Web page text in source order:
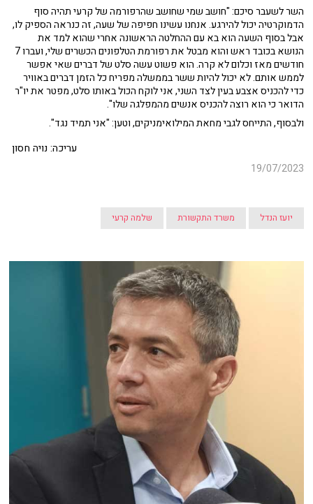
השר לשעבר סיכם: "חושב שמי שחושב שהרפורמה של קרעי תהיה סוף
הדמוקרטיה יכול להירגע. אנחנו עשינו חפיפה של שעה, זה כנראה הספיק לו,
אבל בסוף השעה הוא בא עם ההחלטה הראשונה אחרי שהוא למד את
הנושא בכובד ראש והוא מבטל את רפורמת הטלפונים הכשרים שלי, ועברו 7
חודשים מאז וכלום לא קרה. הוא פשוט עשה סלט של דברים שאי אפשר
לממש אותם. לא יכול להיות ששר בממשלה מפריח כל הזמן דברים באוויר
כדי להכניס אצבע בעין לצד השני, אני לוקח הכול באותו סלט, מפטר את יו"ר
הדואר כי הוא רוצה להכניס אנשים מהמפלגה שלו".
ולבסוף, התייחס לגבי מחאת המילואימניקים, וטען: "אני תמיד נגד".
עריכה: נויה חסון
19/07/2023
יועז הנדל משרד התקשורת שלמה קרעי